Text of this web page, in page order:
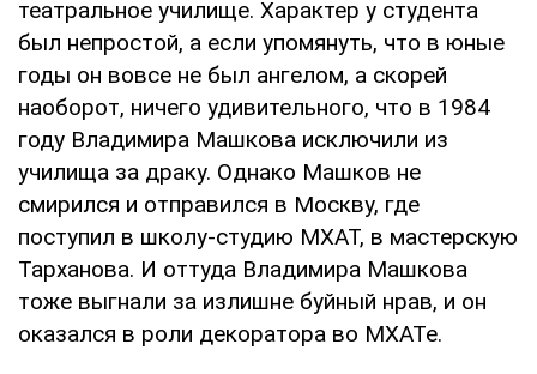
театральное училище. Характер у студента
был непростой, а если упомянуть, что в юные
годы он вовсе не был ангелом, а скорей
наоборот, ничего удивительного, что в 1984
году Владимира Машкова исключили из
училища за драку. Однако Машков не
смирился и отправился в Москву, где
поступил в школу-студию МХАТ, в мастерскую
Тарханова. И оттуда Владимира Машкова
тоже выгнали за излишне буйный нрав, и он
оказался в роли декоратора во МХАТе.